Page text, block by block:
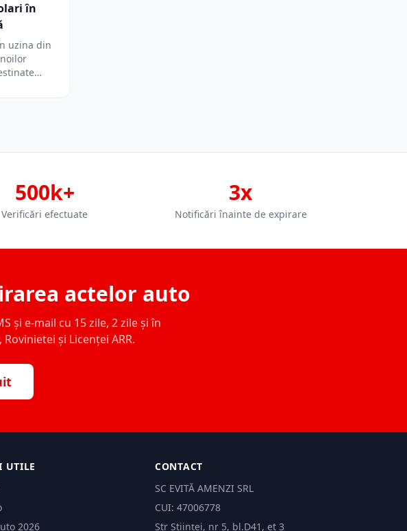
în
uzina din
500k+
Verificări efectuate
3x
Notificări înainte de expirare
actelor auto
și e-mail cu 15 zile, 2 zile și în
și Licenței ARR.
UTILE
2026
CONTACT
SC EVITĂ AMENZI SRL
CUI: 47006778
Str Științei, nr 5, bl.D41, et 3